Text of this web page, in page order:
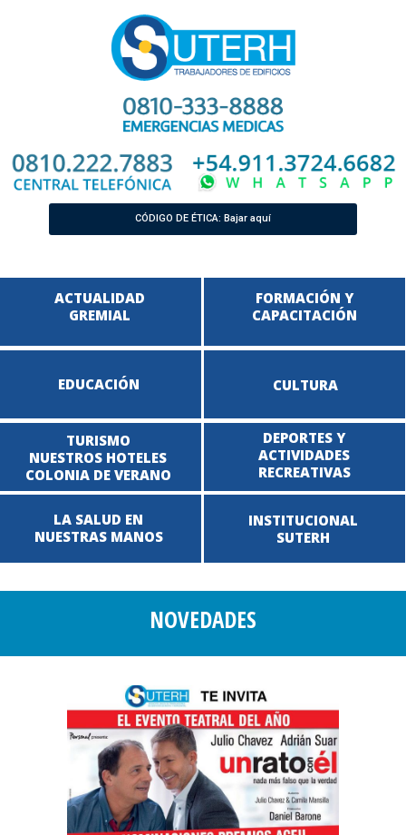
CÓDIGO DE ÉTICA: Bajar aquí
ACTUALIDAD
GREMIAL
EDUCACIÓN CULTURA
TURISMO
NUESTROS HOTELES
COLONIA DE VERANO
DEPORTES Y
ACTIVIDADES
RECREATIVAS
LA SALUD EN
NUESTRAS MANOS
INSTITUCIONAL
SUTERH
FORMACIÓN Y
CAPACITACIÓN
NOVEDADES